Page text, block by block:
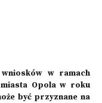
w ramach
Opola w roku
być przyznane na